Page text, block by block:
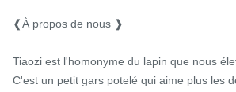
❰À propos de nous ❱
Tiaozi est l'homonyme du lapin que nous
C'est un petit gars potelé qui aime plus les